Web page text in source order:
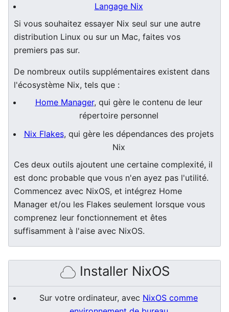
Langage Nix
Si vous souhaitez essayer Nix seul sur une autre
distribution Linux ou sur un Mac, faites vos
premiers pas sur.
De nombreux outils supplémentaires existent dans
l'écosystème Nix, tels que :
Home Manager, qui gère le contenu de leur
répertoire personnel
Nix Flakes, qui gère les dépendances des projets
Nix
Ces deux outils ajoutent une certaine complexité, il
est donc probable que vous n'en ayez pas l'utilité.
Commencez avec NixOS, et intégrez Home
Manager et/ou les Flakes seulement lorsque vous
comprenez leur fonctionnement et êtes
suffisamment à l'aise avec NixOS.
Installer NixOS
Sur votre ordinateur, avec NixOS comme